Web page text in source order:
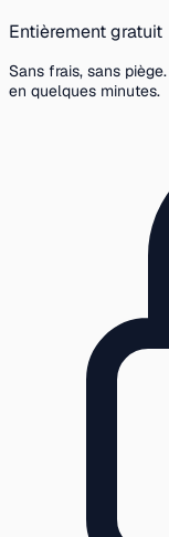
Entièrement gratuit
Sans frais, sans
en quelques minutes.